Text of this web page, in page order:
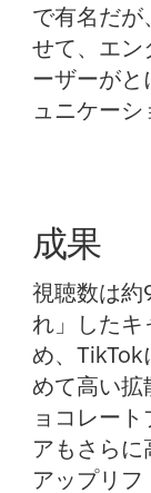
で有名だ
せて、エン
ーザーがと
ュニケーシ
成果
視聴数は
れ」したキ
め、TikTok
めて高い拡
ョコレー
アもさらに
アップリフ